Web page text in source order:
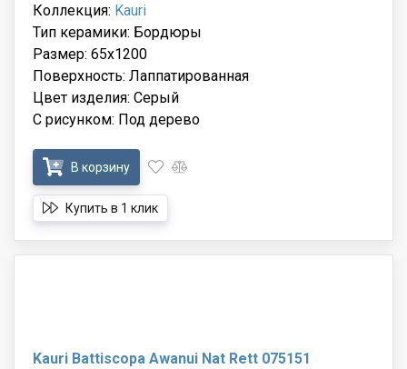
Коллекция: Kauri
Тип керамики: Бордюры
Размер: 65x1200
Поверхность: Лаппатированная
Цвет изделия: Серый
С рисунком: Под дерево
В корзину
Купить в 1 клик
Kauri Battiscopa Awanui Nat Rett 075151